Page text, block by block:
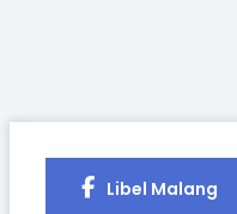
Libel Malang